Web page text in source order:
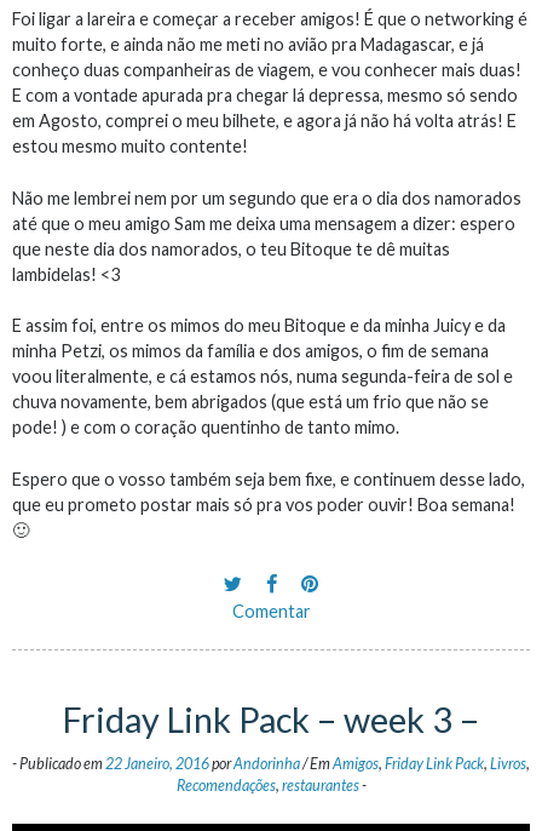
Foi ligar a lareira e começar a receber amigos! É que o networking é
muito forte, e ainda não me meti no avião pra Madagascar, e já
conheço duas companheiras de viagem, e vou conhecer mais duas!
E com a vontade apurada pra chegar lá depressa, mesmo só sendo
em Agosto, comprei o meu bilhete, e agora já não há volta atrás! E
estou mesmo muito contente!
Não me lembrei nem por um segundo que era o dia dos namorados
até que o meu amigo Sam me deixa uma mensagem a dizer: espero
que neste dia dos namorados, o teu Bitoque te dê muitas
lambidelas! <3
E assim foi, entre os mimos do meu Bitoque e da minha Juicy e da
minha Petzi, os mimos da família e dos amigos, o fim de semana
voou literalmente, e cá estamos nós, numa segunda-feira de sol e
chuva novamente, bem abrigados (que está um frio que não se
pode! ) e com o coração quentinho de tanto mimo.
Espero que o vosso também seja bem fixe, e continuem desse lado,
que eu prometo postar mais só pra vos poder ouvir! Boa semana!
🙂
Comentar
Friday Link Pack – week 3 –
-Publicado em 22 Janeiro, 2016porAndorinha/EmAmigos, Friday Link Pack, Livros,
Recomendações, restaurantes-